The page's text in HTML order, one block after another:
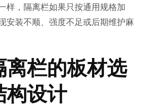
样，隔离栏如果只按通用规格加
安装不顺、强度不足或后期维护麻
离栏的板材选
构设计